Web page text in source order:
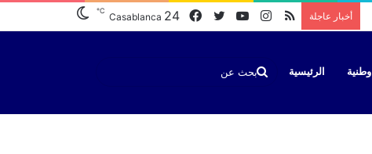
أخبار عاجلة
ملخص
RSS
انستقرام
يوتيوب تويترفيسبوكCasablanca 24
℃
الرئيسية وطنية بحث